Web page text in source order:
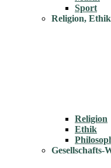
Sport
Religion,
Religion
Ethik
Gesellschafts-